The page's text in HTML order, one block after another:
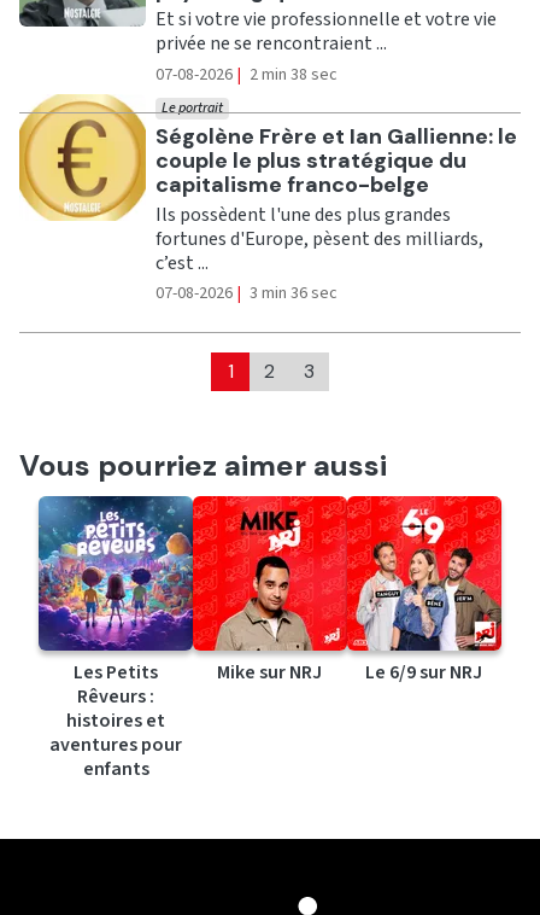
Et si votre vie professionnelle et votre vie
privée ne se rencontraient ...
07-08-2026 | 2 min 38 sec
Ecouter
Ségolène Frère et Ian Gallienne: le
couple le plus stratégique du
capitalisme franco-belge
Le portrait
Ils possèdent l'une des plus grandes
fortunes d'Europe, pèsent des milliards,
c’est ...
07-08-2026 | 3 min 36 sec
1 2 3
Vous pourriez aimer aussi
Les Petits
Rêveurs :
histoires et
aventures pour
enfants
Mike sur NRJ Le 6/9 sur NRJ